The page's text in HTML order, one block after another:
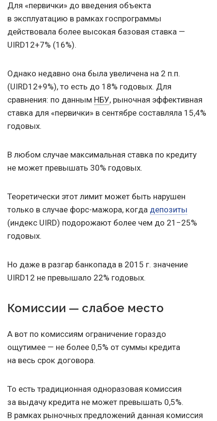
Для «первички» до введения объекта
в эксплуатацию в рамках госпрограммы
действовала более высокая базовая ставка —
UIRD12+7% (16%).
Однако недавно она была увеличена на 2 п.п.
(UIRD12+9%), то есть до 18% годовых. Для
сравнения: по данным НБУ, рыночная эффективная
ставка для «первички» в сентябре составляла 15,4%
годовых.
В любом случае максимальная ставка по кредиту
не может превышать 30% годовых.
Теоретически этот лимит может быть нарушен
только в случае форс-мажора, когда депозиты
(индекс UIRD) подорожают более чем до 21−25%
годовых.
Но даже в разгар банкопада в 2015 г. значение
UIRD12 не превышало 22% годовых.
Комиссии — слабое место
А вот по комиссиям ограничение гораздо
ощутимее — не более 0,5% от суммы кредита
на весь срок договора.
То есть традиционная одноразовая комиссия
за выдачу кредита не может превышать 0,5%.
В рамках рыночных предложений данная комиссия